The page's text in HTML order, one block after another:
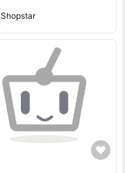
Shopstar